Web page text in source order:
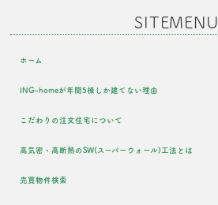
SITEMENU
ホーム
ING-homeが年間5棟しか建てない理由
こだわりの注文住宅について
高気密・高断熱のSW(スーパーウォール)工法とは
売買物件検索